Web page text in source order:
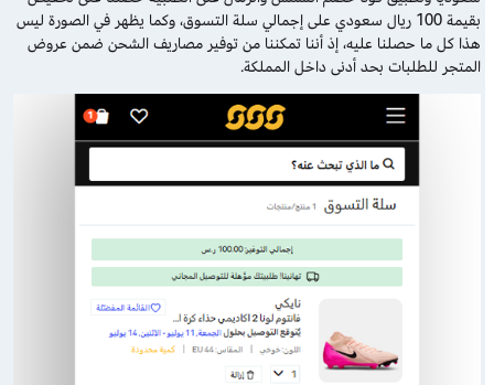
بقيمة 100 ريال سعودي على إجمالي سلة التسوق، وكما يظهر في الصورة ليس
هذا كل ما حصلنا عليه، إذ أننا تمكننا من توفير مصاريف الشحن ضمن عروض
المتجر للطلبات بحد أدنى داخل المملكة.